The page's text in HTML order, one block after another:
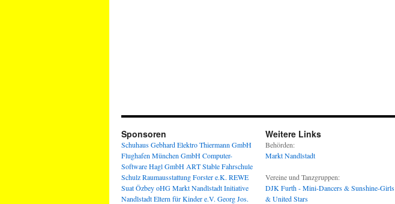
Sponsoren
Schuhaus GebhardElektro Thiermann GmbH
Flughafen München GmbHComputer-
Software Hagl GmbH ART StableFahrschule
SchulzRaumausstattung Forster e.K. REWE
Suat Özbey oHGMarkt NandlstadtInitiative
Nandlstadt Eltern für Kinder e.V. Georg Jos.
Weitere Links
Behörden:
Markt Nandlstadt
Vereine und Tanzgruppen:
DJK Furth - Mini-Dancers & Sunshine-Girls
& United Stars